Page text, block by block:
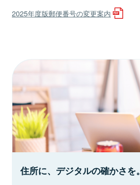
2025年度版郵便番号の変更案内
住所に、デジタルの確かさを。